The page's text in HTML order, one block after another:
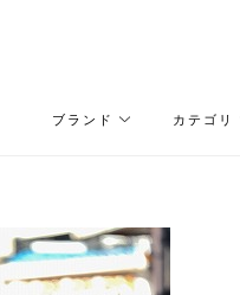
ブランド カテゴリ